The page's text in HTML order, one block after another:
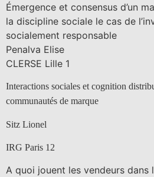
Émergence et consensus d’un
la discipline sociale le cas de
socialement responsable
Penalva Elise
CLERSE Lille 1
Interactions sociales et cognition
communautés de marque
Sitz Lionel
IRG Paris 12
A quoi jouent les vendeurs dans